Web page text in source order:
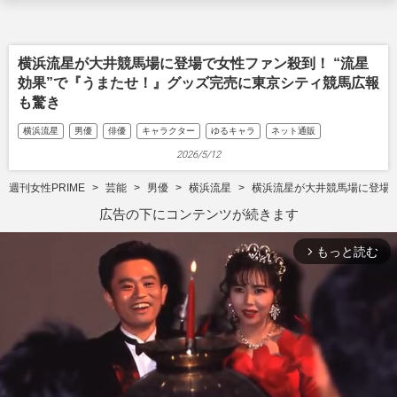
横浜流星が大井競馬場に登場で女性ファン殺到！ “流星
効果”で『うまたせ！』グッズ完売に東京シティ競馬広報
も驚き
横浜流星 男優 俳優 キャラクター ゆるキャラ ネット通販
2026/5/12
週刊女性PRIME 芸能 男優 横浜流星 横浜流星が大井競馬場に登場
広告の下にコンテンツが続きます
arrow_forward_ios もっと読む